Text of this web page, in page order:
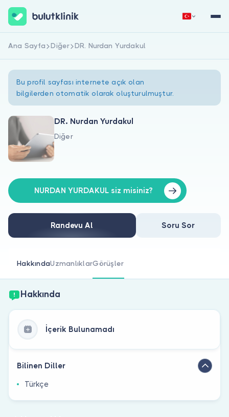
Hakkımızda
Doktorlar için
Doktor musunuz?
Hemen Kaydol
Ana Sayfa Diğer DR. Nurdan Yurdakul
Bu profil sayfası internete açık olan
bilgilerden otomatik olarak oluşturulmuştur.
DR. Nurdan Yurdakul
Diğer
NURDAN YURDAKUL siz misiniz?
Randevu Al Soru Sor
HakkındaUzmanlıklarGörüşler
Hakkında
İçerik Bulunamadı
Bilinen Diller
Türkçe